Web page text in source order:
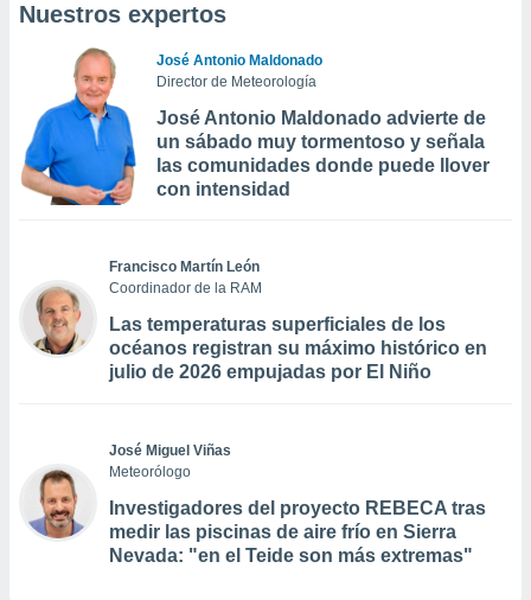
Nuestros expertos
José Antonio Maldonado
Director de Meteorología
José Antonio Maldonado advierte de
un sábado muy tormentoso y señala
las comunidades donde puede llover
con intensidad
Francisco Martín León
Coordinador de la RAM
Las temperaturas superficiales de los
océanos registran su máximo histórico en
julio de 2026 empujadas por El Niño
José Miguel Viñas
Meteorólogo
Investigadores del proyecto REBECA tras
medir las piscinas de aire frío en Sierra
Nevada: "en el Teide son más extremas"